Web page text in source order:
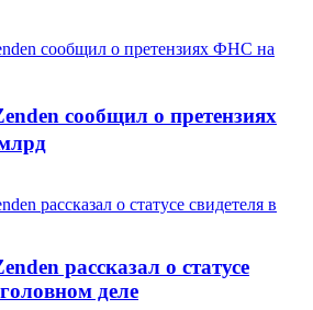
сообщил о претензиях
рассказал о статусе
деле